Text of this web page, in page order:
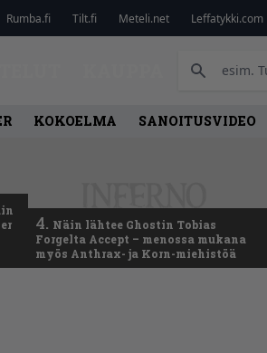
Rumba.fi Tilt.fi Meteli.net Leffatykki.com
KOKOELMA SANOITUSVIDEO
4. Näin lähtee Ghostin Tobias
Forgelta Accept – menossa mukana
myös Anthrax- ja Korn-miehistöä